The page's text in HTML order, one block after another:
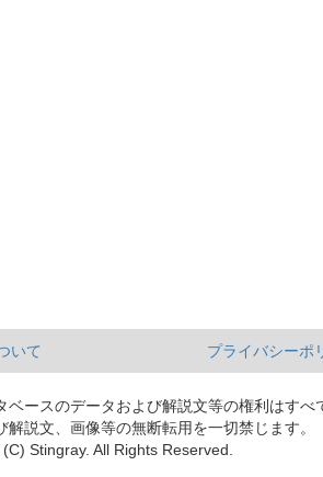
いて プライバシーポ
ベースのデータおよび解説文等の権利はすべ
解説文、画像等の無断転用を一切禁じます。
Stingray. All Rights Reserved.